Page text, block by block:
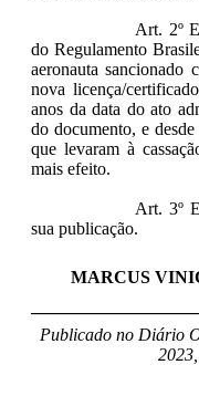
Art. 2º
do Regulamento
aeronauta sancionado
nova licença/
anos da data do ato
do documento, e
que levaram à
mais efeito.
Art. 3º
sua publicação.
MARCUS
Publicado no Diário